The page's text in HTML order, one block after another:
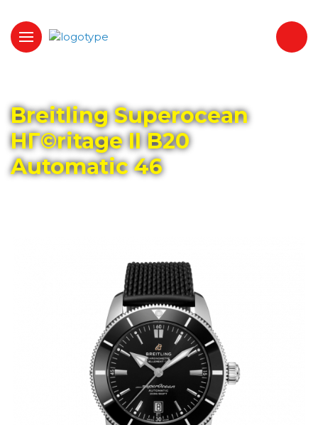
Breitling Superocean
HГ©ritage II B20
Automatic 46